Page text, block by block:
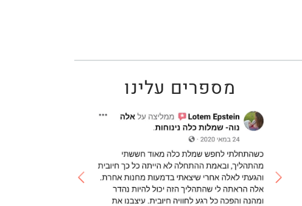
מספרים עלינו